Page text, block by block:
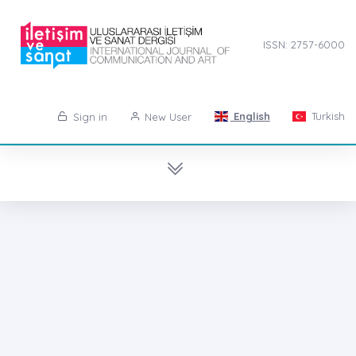
ISSN: 2757-6000
Sign in New User English Turkish